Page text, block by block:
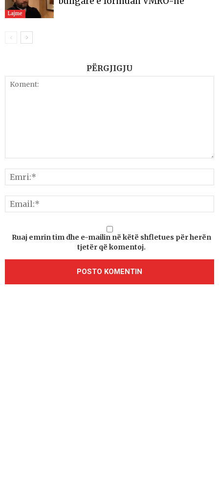
Lajme
PËRGJIGJU
Ruaj emrin tim dhe e-mailin në këtë shfletues për herën
tjetër që komentoj.